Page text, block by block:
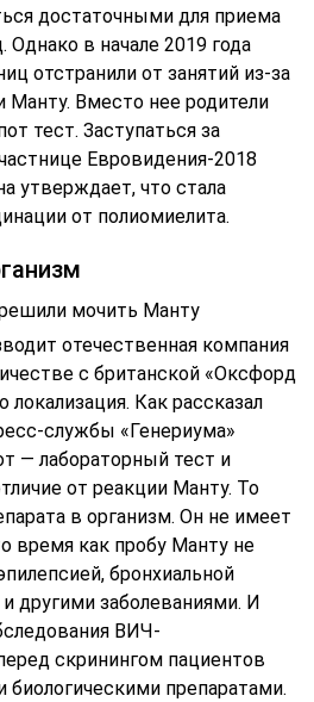
достаточными для приема
Однако в начале 2019 года
отстранили от занятий из-за
Манту. Вместо нее родители
тест. Заступаться за
Евровидения-2018
утверждает, что стала
от полиомиелита.
мочить Манту
отечественная компания
с британской «Оксфорд
Как рассказал
службы «Генериума»
— лабораторный тест и
от реакции Манту. То
в организм. Он не имеет
время как пробу Манту не
бронхиальной
другими заболеваниями. И
ВИЧ-
скринингом пациентов
биологическими препаратами.